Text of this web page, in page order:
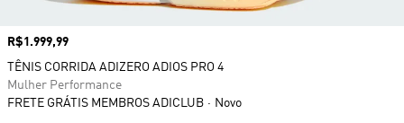
Preço
R$1.999,99
TÊNIS CORRIDA ADIZERO ADIOS PRO 4
Mulher Performance
FRETE GRÁTIS MEMBROS ADICLUB
Novo